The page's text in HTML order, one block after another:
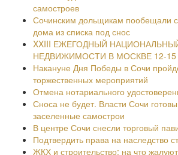
самостроев
Сочинским дольщикам пообещали
дома из списка под снос
XXIII ЕЖЕГОДНЫЙ
НЕДВИЖИМОСТИ В МОСКВЕ 12-
Накануне Дня Победы в Сочи
торжественных мероприятий
Отмена нотариального
Сноса не будет. Власти Сочи готовы
заселенные самострои
В центре Сочи снесли торговый
Подтвердить права на наследство
ЖКХ и строительство: на что